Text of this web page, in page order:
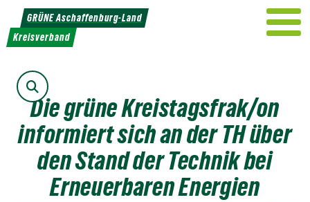
Weiter
zum
Inhalt
GRÜNE Aschaffenburg-Land
Kreisverband
Suche
Die grüne Kreistagsfrak/on
informiert sich an der TH über
den Stand der Technik bei
Erneuerbaren Energien